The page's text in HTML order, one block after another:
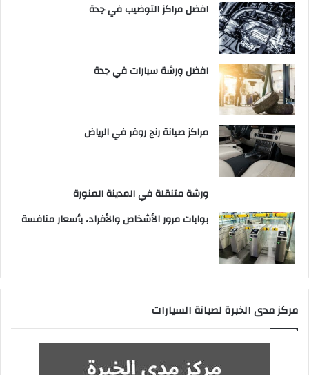
افضل مراكز التوضيب في جدة
افضل ورشة سيارات في جدة
مراكز صيانة رنج روفر في الرياض
ورشة متنقلة في المدينة المنورة
بوابات مرور الأشخاص والأفراد، بأسعار منافسة
مركز مدى الخبرة لصيانة السيارات